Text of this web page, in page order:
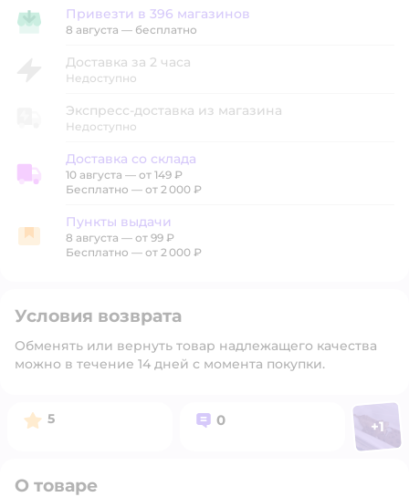
Привезти в магазин
Привезти в 396 магазинов
8 августа — бесплатно
Доставка за 2 часа
Недоступно
Экспресс-доставка из магазина
Недоступно
Доставка со склада
Доставка со склада
10 августа — от 149 ₽
Бесплатно — от 2 000 ₽
Пункты выдачи
Пункты выдачи
8 августа — от 99 ₽
Бесплатно — от 2 000 ₽
Условия возврата
Обменять или вернуть товар надлежащего качества
можно в течение 14 дней с момента покупки.
Рейтинг:
5 Вопросов:
0 Фото
+1
О товаре